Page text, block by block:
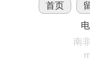
首页
南